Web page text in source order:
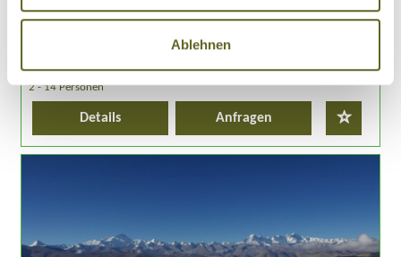
Ablehnen
„Palast der Winde“ in Jaipur
2.949 Euro inkl. Flug
2 - 14 Personen
Details Anfragen